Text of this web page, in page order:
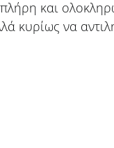
και
κυρίως να